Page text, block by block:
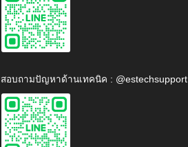
สอบถามปัญหาด้านเทคนิค : @estechsupport